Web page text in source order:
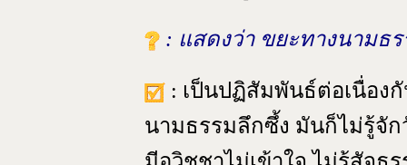
: แสดงว่า ขยะทางนามธ
: เป็นปฏิสัมพันธ์ต่อเนื่อง
นามธรรมลึกซึ้ง มันก็ไม่รู้จัก